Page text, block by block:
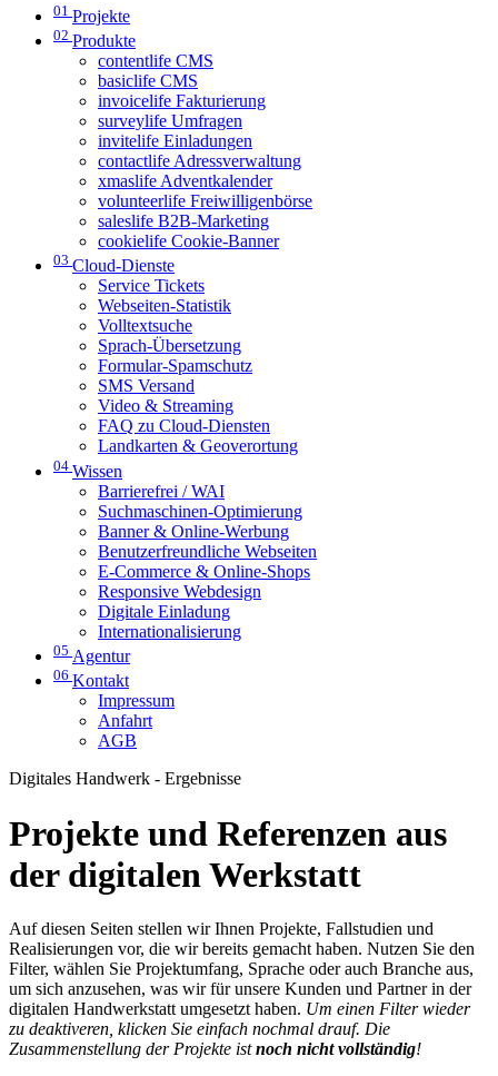
01 Projekte
02 Produkte
contentlife CMS
basiclife CMS
invoicelife Fakturierung
surveylife Umfragen
invitelife Einladungen
contactlife Adressverwaltung
xmaslife Adventkalender
volunteerlife Freiwilligenbörse
saleslife B2B-Marketing
cookielife Cookie-Banner
03 Cloud-Dienste
Service Tickets
Webseiten-Statistik
Volltextsuche
Sprach-Übersetzung
Formular-Spamschutz
SMS Versand
Video & Streaming
FAQ zu Cloud-Diensten
Landkarten & Geoverortung
04 Wissen
Barrierefrei / WAI
Suchmaschinen-Optimierung
Banner & Online-Werbung
Benutzerfreundliche Webseiten
E-Commerce & Online-Shops
Responsive Webdesign
Digitale Einladung
Internationalisierung
05 Agentur
06 Kontakt
Impressum
Anfahrt
AGB
Digitales Handwerk - Ergebnisse
Projekte und Referenzen aus
der digitalen Werkstatt
Auf diesen Seiten stellen wir Ihnen Projekte, Fallstudien und
Realisierungen vor, die wir bereits gemacht haben. Nutzen Sie den
Filter, wählen Sie Projektumfang, Sprache oder auch Branche aus,
um sich anzusehen, was wir für unsere Kunden und Partner in der
digitalen Handwerkstatt umgesetzt haben. Um einen Filter wieder
zu deaktiveren, klicken Sie einfach nochmal drauf. Die
Zusammenstellung der Projekte istnoch nicht vollständig!